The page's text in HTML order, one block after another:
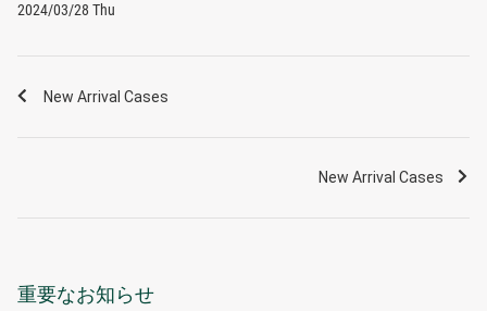
2024/03/28 Thu
New Arrival Cases
New Arrival Cases
重要なお知らせ